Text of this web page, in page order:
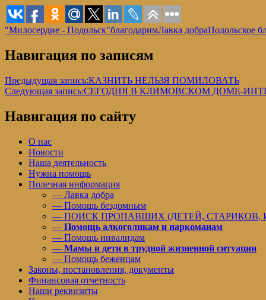
"Милосердие - Подольск"благодаримЛавка добраПодольское
Навигация по записям
Предыдущая запись:КАЗНИТЬ НЕЛЬЗЯ ПОМИЛОВАТЬ
Следующая запись:СЕГОДНЯ В КЛИМОВСКОМ ДОМЕ-
Навигация по сайту
О нас
Новости
Наша деятельность
Нужна помощь
Полезная информация
— Лавка добра
— Помощь бездомным
— ПОИСК ПРОПАВШИХ (ДЕТЕЙ,
— Помощь алкоголикам и наркоманам
— Помощь инвалидам
— Мамы и дети в трудной жизненной ситуации
— Помощь беженцам
Законы, постановления, документы
Финансовая отчетность
Наши реквизиты